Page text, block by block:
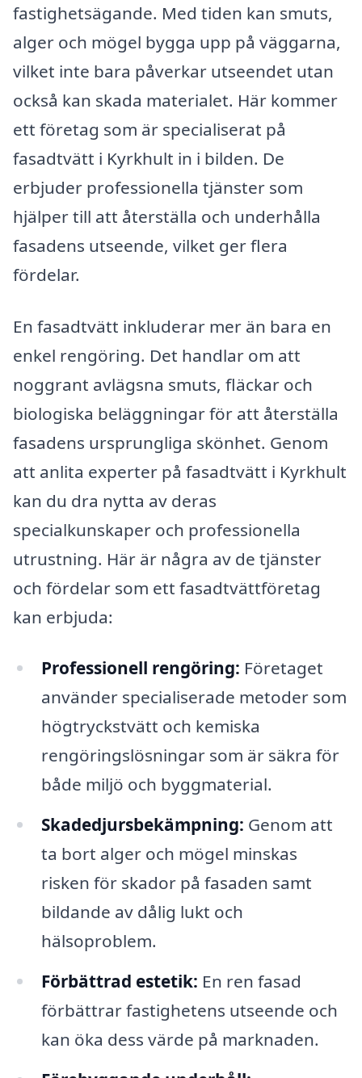
fastighetsägande. Med tiden kan smuts,
alger och mögel bygga upp på väggarna,
vilket inte bara påverkar utseendet utan
också kan skada materialet. Här kommer
ett företag som är specialiserat på
fasadtvätt i Kyrkhult in i bilden. De
erbjuder professionella tjänster som
hjälper till att återställa och underhålla
fasadens utseende, vilket ger flera
fördelar.
En fasadtvätt inkluderar mer än bara en
enkel rengöring. Det handlar om att
noggrant avlägsna smuts, fläckar och
biologiska beläggningar för att återställa
fasadens ursprungliga skönhet. Genom
att anlita experter på fasadtvätt i Kyrkhult
kan du dra nytta av deras
specialkunskaper och professionella
utrustning. Här är några av de tjänster
och fördelar som ett fasadtvättföretag
kan erbjuda:
Professionell rengöring: Företaget
använder specialiserade metoder som
högtryckstvätt och kemiska
rengöringslösningar som är säkra för
både miljö och byggmaterial.
Skadedjursbekämpning: Genom att
ta bort alger och mögel minskas
risken för skador på fasaden samt
bildande av dålig lukt och
hälsoproblem.
Förbättrad estetik: En ren fasad
förbättrar fastighetens utseende och
kan öka dess värde på marknaden.